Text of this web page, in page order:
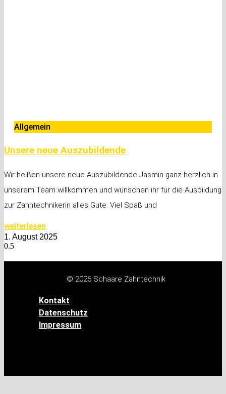
Allgemein
Unsere neue Auszubildende
Wir heißen unsere neue Auszubildende Jasmin ganz herzlich in
unserem Team willkommen und wünschen ihr für die Ausbildung
zur Zahntechnikerin alles Gute. Viel Spaß und
weiterlesen
1. August 2025
© 2026 Schaare Zahntechnik
Kontakt
Datenschutz
Impressum